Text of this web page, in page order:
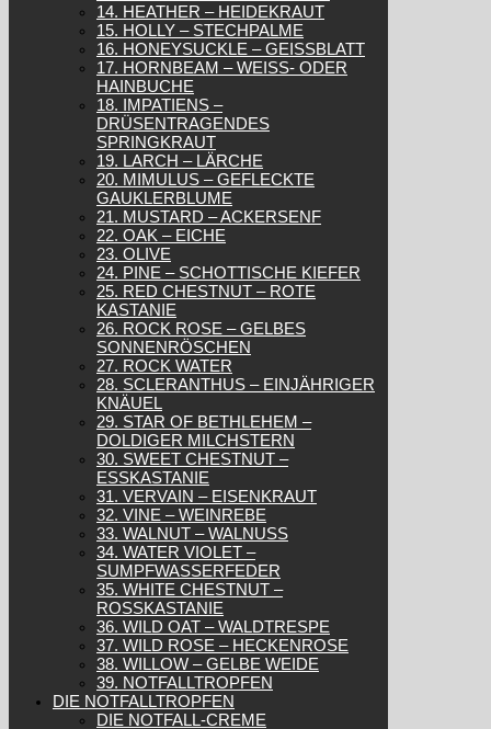
14. HEATHER – HEIDEKRAUT
15. HOLLY – STECHPALME
16. HONEYSUCKLE – GEISSBLATT
17. HORNBEAM – WEISS- ODER H
AINBUCHE
18. IMPATIENS –
DRÜSENTRAGENDES
SPRINGKRAUT
19. LARCH – LÄRCHE
20. MIMULUS – GEFLECKTE
GAUKLERBLUME
21. MUSTARD – ACKERSENF
22. OAK – EICHE
23. OLIVE
24. PINE – SCHOTTISCHE KIEFER
25. RED CHESTNUT – ROTE
KASTANIE
26. ROCK ROSE – GELBES
SONNENRÖSCHEN
27. ROCK WATER
28. SCLERANTHUS – EINJÄHRIGER
KNÄUEL
29. STAR OF BETHLEHEM –
DOLDIGER MILCHSTERN
30. SWEET CHESTNUT –
ESSKASTANIE
31. VERVAIN – EISENKRAUT
32. VINE – WEINREBE
33. WALNUT – WALNUSS
34. WATER VIOLET –
SUMPFWASSERFEDER
35. WHITE CHESTNUT –
ROSSKASTANIE
36. WILD OAT – WALDTRESPE
37. WILD ROSE – HECKENROSE
38. WILLOW – GELBE WEIDE
39. NOTFALLTROPFEN
DIE NOTFALLTROPFEN
DIE NOTFALL-CREME